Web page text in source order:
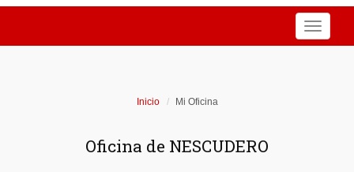
Toggle
Inicio Mi Oficina
Oficina de NESCUDERO